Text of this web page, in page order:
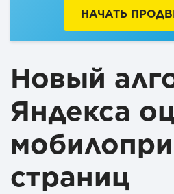
НАЧАТЬ
Новый
Яндекса
страниц